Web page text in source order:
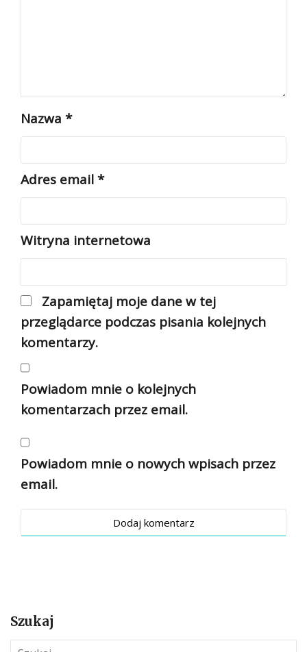
Nazwa *
Adres email*
Witryna internetowa
Zapamiętaj moje dane w tej
przeglądarce podczas pisania kolejnych
komentarzy.
Powiadom mnie o kolejnych
komentarzach przez email.
Powiadom mnie o nowych wpisach przez
email.
Szukaj